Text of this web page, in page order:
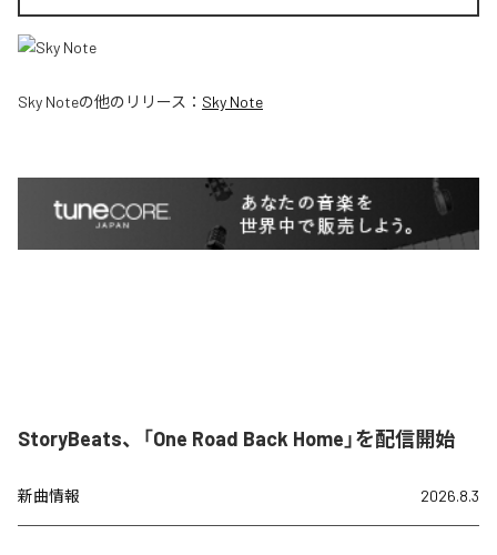
Sky Noteの他のリリース： Sky Note
StoryBeats、「One Road Back Home」を配信開始
新曲情報 2026.8.3